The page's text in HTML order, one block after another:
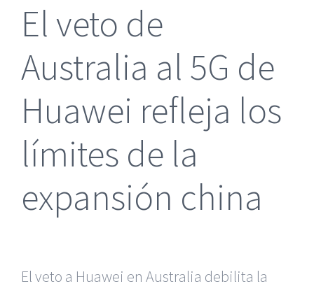
El veto de
Australia al 5G de
Huawei refleja los
límites de la
expansión china
El veto a Huawei en Australia debilita la